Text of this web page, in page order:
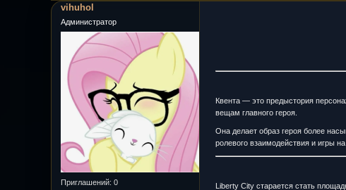
vihuhol
Администратор
Приглашений: 0
Квента — это предыстория
вещам главного героя.
Она делает образ героя более
ролевого взаимодействия и игры на
Liberty City старается стать